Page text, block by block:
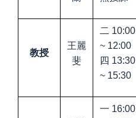
教授
王麗
斐
二 10:00
~ 12:00
四 13:30
~ 15:30
一 16:00